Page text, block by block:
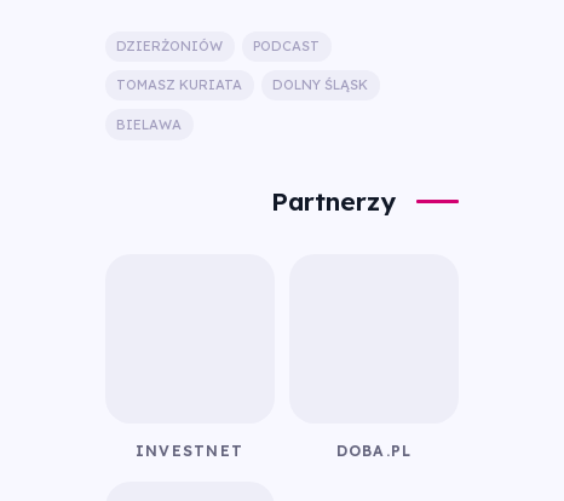
DZIERŻONIÓW PODCAST
TOMASZ KURIATA DOLNY ŚLĄSK
BIELAWA
Partnerzy
INVESTNET DOBA.PL